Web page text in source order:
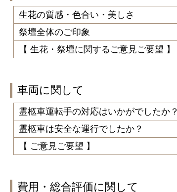
生花の質感・色合い・美しさ
祭壇全体のご印象
【 生花・祭壇に関するご意見ご要望 】
車両に関して
霊柩車運転手の対応はいかがでしたか？
霊柩車は安全な運行でしたか？
【 ご意見ご要望 】
費用・総合評価に関して